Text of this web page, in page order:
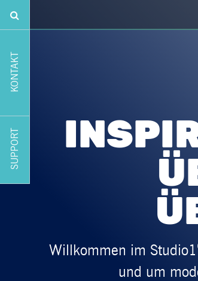
KONTAKT
SUPPORT
Willkommen im Studio1
und um